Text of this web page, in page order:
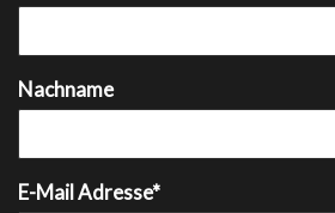
Nachname
E-Mail Adresse*